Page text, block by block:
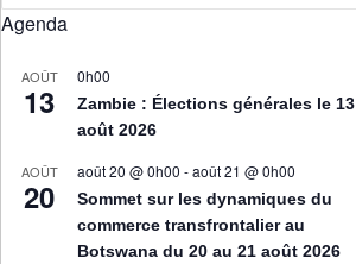
Agenda
AOÛT
13
0h00
Zambie : Élections générales le 13
août 2026
AOÛT
20
août 20 @ 0h00 -août 21 @ 0h00
Sommet sur les dynamiques du
commerce transfrontalier au
Botswana du 20 au 21 août 2026